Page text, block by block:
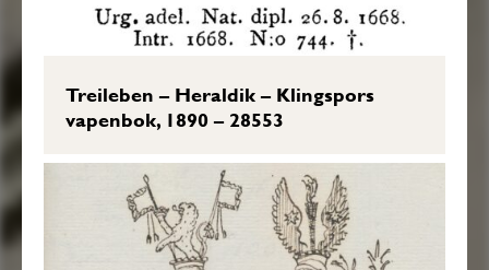
Treileben – Heraldik – Klingspors
vapenbok, 1890 – 28553